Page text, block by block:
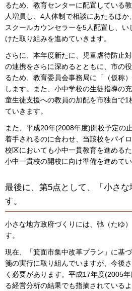
るため、教育センターに配置している
人増員し、4人体制で相談にあたるほ
スクールカウンセラーを5人配置し、
けた取り組みを進めていきます。
さらに、本年度新たに、児童虐待防止
の連携をさらに深めるとともに、市の
るため、教育委員会事務局に「（仮称
します。また、小中学校の生徒指導の
童生徒支援への教員の加配を市独自で1
ていきます。
また、平成20年(2008年度)開校予定の
着手されるのに合わせ、当該校をパイ
校区においても小中一貫教育を進める
小中一貫校の開校に向け準備を進めて
最後に、第5点として、「小さ
す。
小さな地方政府づくりには、弛（たゆ
す。
現在、「箕面市集中改革プラン」に基
箋の実行に取り組んでいますが、今後
く必要があります。平成17年度(2005
る経営分析の結果でも指摘されている